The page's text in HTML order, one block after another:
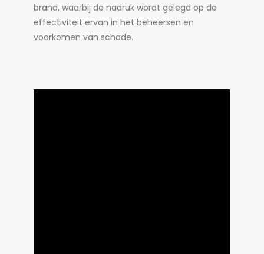
brand, waarbij de nadruk wordt gelegd op de
effectiviteit ervan in het beheersen en
voorkomen van schade.